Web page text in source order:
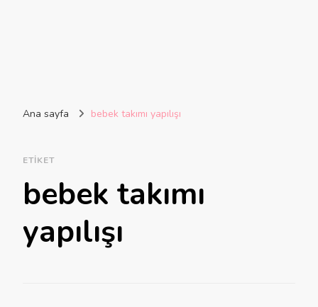
Ana sayfa bebek takımı yapılışı
ETIKET
bebek takımı
yapılışı